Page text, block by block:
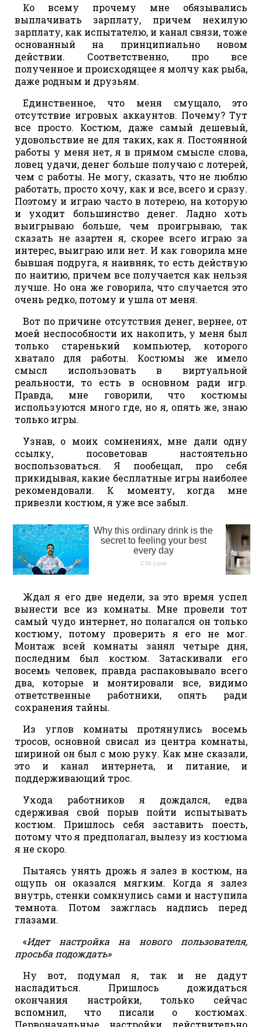
Ко всему прочему мне обязывались
выплачивать зарплату, причем нехилую
зарплату, как испытателю, и канал связи, тоже
основанный на принципиально новом
действии. Соответственно, про все
полученное и происходящее я молчу как рыба,
даже родным и друзьям.
Единственное, что меня смущало, это
отсутствие игровых аккаунтов. Почему? Тут
все просто. Костюм, даже самый дешевый,
удовольствие не для таких, как я. Постоянной
работы у меня нет, я в прямом смысле слова,
ловец удачи, денег больше получаю с лотерей,
чем с работы. Не могу, сказать, что не люблю
работать, просто хочу, как и все, всего и сразу.
Поэтому и играю часто в лотерею, на которую
и уходит большинство денег. Ладно хоть
выигрываю больше, чем проигрываю, так
сказать не азартен я, скорее всего играю за
интерес, выиграю или нет. И как говорила мне
бывшая подруга, я наивняк, то есть действую
по наитию, причем все получается как нельзя
лучше. Но она же говорила, что случается это
очень редко, потому и ушла от меня.
Вот по причине отсутствия денег, вернее, от
моей неспособности их накопить, у меня был
только старенький компьютер, которого
хватало для работы. Костюмы же имело
смысл использовать в виртуальной
реальности, то есть в основном ради игр.
Правда, мне говорили, что костюмы
используются много где, но я, опять же, знаю
только игры.
Узнав, о моих сомнениях, мне дали одну
ссылку, посоветовав настоятельно
воспользоваться. Я пообещал, про себя
прикидывая, какие бесплатные игры наиболее
рекомендовали. К моменту, когда мне
привезли костюм, я уже все забыл.
Ждал я его две недели, за это время успел
вынести все из комнаты. Мне провели тот
самый чудо интернет, но полагался он только
костюму, потому проверить я его не мог.
Монтаж всей комнаты занял четыре дня,
последним был костюм. Затаскивали его
восемь человек, правда распаковывало всего
два, которые и монтировали все, видимо
ответственные работники, опять ради
сохранения тайны.
Из углов комнаты протянулись восемь
тросов, основной свисал из центра комнаты,
шириной он был с мою руку. Как мне сказали,
это и канал интернета, и питание, и
поддерживающий трос.
Ухода работников я дождался, едва
сдерживая свой порыв пойти испытывать
костюм. Пришлось себя заставить поесть,
потому что я предполагал, вылезу из костюма
я не скоро.
Пытаясь унять дрожь я залез в костюм, на
ощупь он оказался мягким. Когда я залез
внутрь, стенки сомкнулись сами и наступила
темнота. Потом зажглась надпись перед
глазами.
«Идет настройка на нового пользователя,
просьба подождать»
Ну вот, подумал я, так и не дадут
насладиться. Пришлось дожидаться
окончания настройки, только сейчас
вспомнил, что писали о костюмах.
Первоначальные настройки действительно